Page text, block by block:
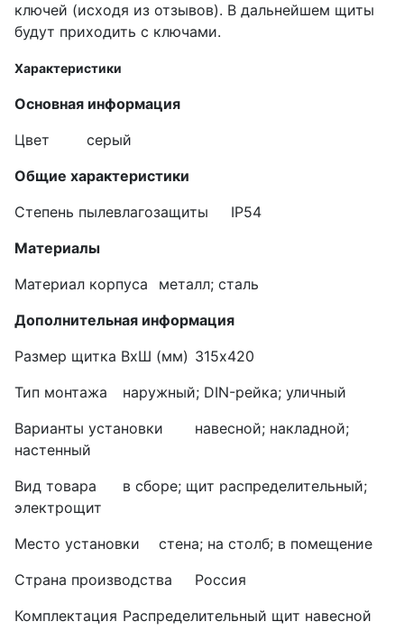
ключей (исходя из отзывов). В дальнейшем щиты
будут приходить с ключами.
Характеристики
Основная информация
Цвет
серый
Общие характеристики
Степень пылевлагозащиты
IP54
Материалы
Материал корпуса
металл; сталь
Дополнительная информация
Размер щитка ВхШ (мм) 315х420
Тип монтажа
наружный; DIN-рейка; уличный
Варианты установки
навесной; накладной;
настенный
Вид товара
в сборе; щит распределительный;
электрощит
Место установки
стена; на столб; в помещение
Страна производства
Россия
Комплектация Распределительный щит навесной